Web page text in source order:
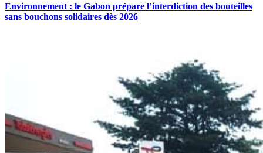
Environnement : le Gabon prépare l’interdiction des bouteilles
sans bouchons solidaires dès 2026